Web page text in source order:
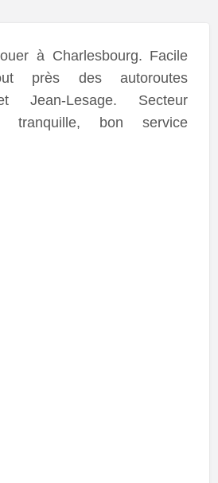
à Charlesbourg. Facile
près des autoroutes
Jean-Lesage. Secteur
tranquille, bon service